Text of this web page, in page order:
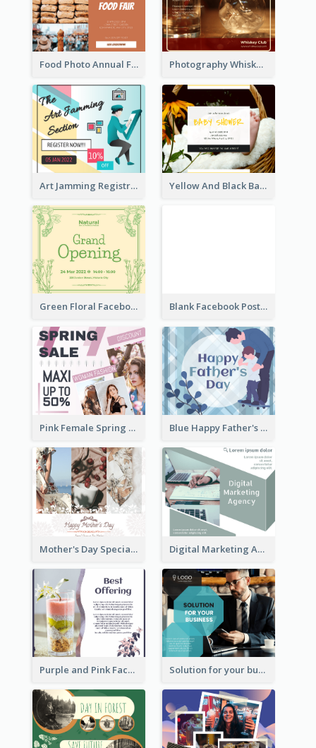
Food Photo Annual Food Fair Invitation Facebook Post Photography Whiskey Day Facebook Post With Details
Art Jamming Registration Facebook Post Yellow And Black Baby Shower Facebook Post
Green Floral Facebook Post About Grand Opening Blank Facebook Post
Pink Female Spring Fashion Facebook Post Design Blue Happy Father's Day Facebook Post
Mother's Day Special Sale Orange Facebook Post Digital Marketing Agency Green Facebook Post
Purple and Pink Facebook Post Solution for your business Facebook Post